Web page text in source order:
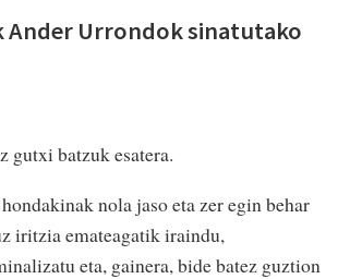
Ander Urrondok sinatutako
gutxi batzuk esatera.
nola jaso eta zer egin behar
iritzia emateagatik iraindu,
eta, gainera, bide batez guztion